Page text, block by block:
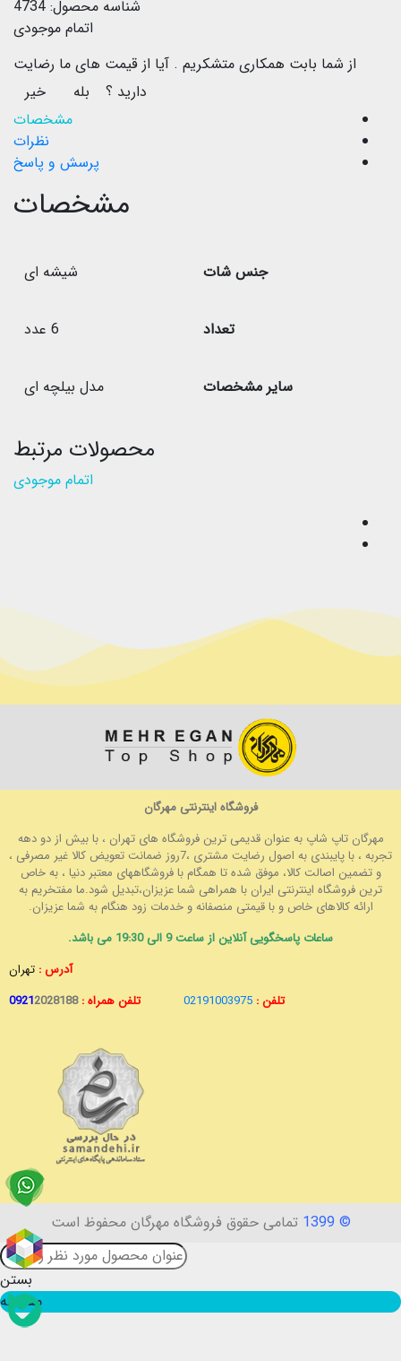
شناسه محصول: 4734
اتمام موجودی
از شما بابت همکاری متشکریم . آیا از قیمت های ما رضایت
دارید ؟
بله
خیر
مشخصات
نظرات
پرسش و پاسخ
مشخصات
جنس شات شیشه ای
تعداد 6 عدد
سایر مشخصات مدل بیلچه ای
محصولات مرتبط
اتمام موجودی
فروشگاه اینترنتی مهرگان
مهرگان تاپ شاپ به عنوان قدیمی ترین فروشگاه های تهران ، با بیش از دو دهه
تجربه ، با پایبندی به اصول رضایت مشتری ،7روز ضمانت تعویض کالا غیر مصرفی ،
و تضمین اصالت کالا، موفق شده تا همگام با فروشگاههای معتبر دنیا ، به خاص
ترین فروشگاه اینترنتی ایران با همراهی شما عزیزان،تبدیل شود.ما مفتخریم به
ارائه کالاهای خاص و با قیمتی منصفانه و خدمات زود هنگام به شما عزیزان.
ساعات پاسخگویی آنلاین از ساعت 9 الی 19:30 می باشد.
آدرس : تهران
تلفن : 02191003975 تلفن همراه : 09212028188
© 1399 تمامی حقوق فروشگاه مهرگان محفوظ است
بستن
مقایسه